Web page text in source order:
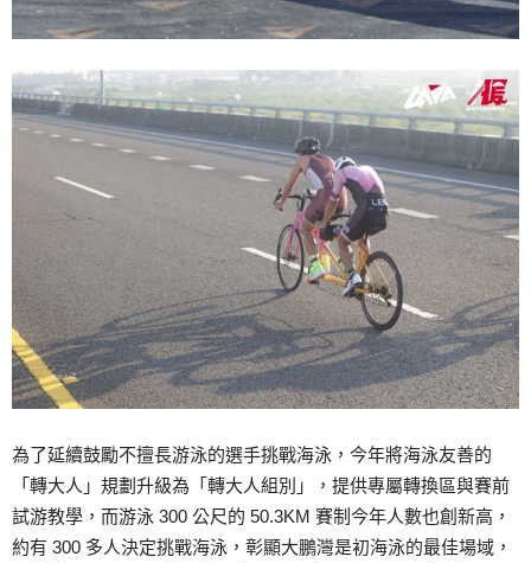
為了延續鼓勵不擅長游泳的選手挑戰海泳，今年將海泳友善的
「轉大人」規劃升級為「轉大人組別」，提供專屬轉換區與賽前
試游教學，而游泳 300 公尺的 50.3KM 賽制今年人數也創新高，
約有 300 多人決定挑戰海泳，彰顯大鵬灣是初海泳的最佳場域，